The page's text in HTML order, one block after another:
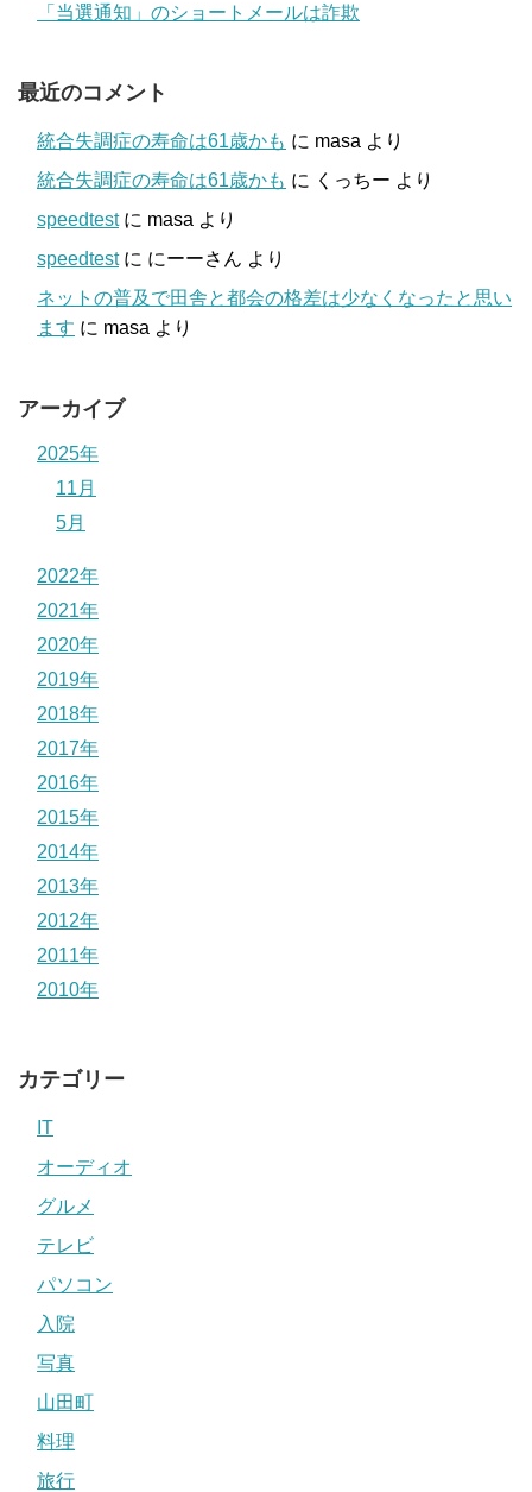
「当選通知」のショートメールは詐欺
最近のコメント
統合失調症の寿命は61歳かも に masa より
統合失調症の寿命は61歳かも に くっちー より
speedtestに masa より
speedtestに にーーさん より
ネットの普及で田舎と都会の格差は少なくなったと思い
ます に masa より
アーカイブ
2025年
11月
5月
2022年
2021年
2020年
2019年
2018年
2017年
2016年
2015年
2014年
2013年
2012年
2011年
2010年
カテゴリー
IT
オーディオ
グルメ
テレビ
パソコン
入院
写真
山田町
料理
旅行